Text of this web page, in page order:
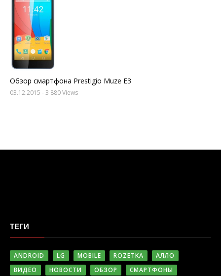
Обзор смартфона Prestigio Muze E3
03.12.2015 - 3 880 Views
ТЕГИ
ANDROID LG MOBILE ROZETKA
АЛЛО
ВИДЕО
НОВОСТИ ОБЗОР СМАРТФОНЫ